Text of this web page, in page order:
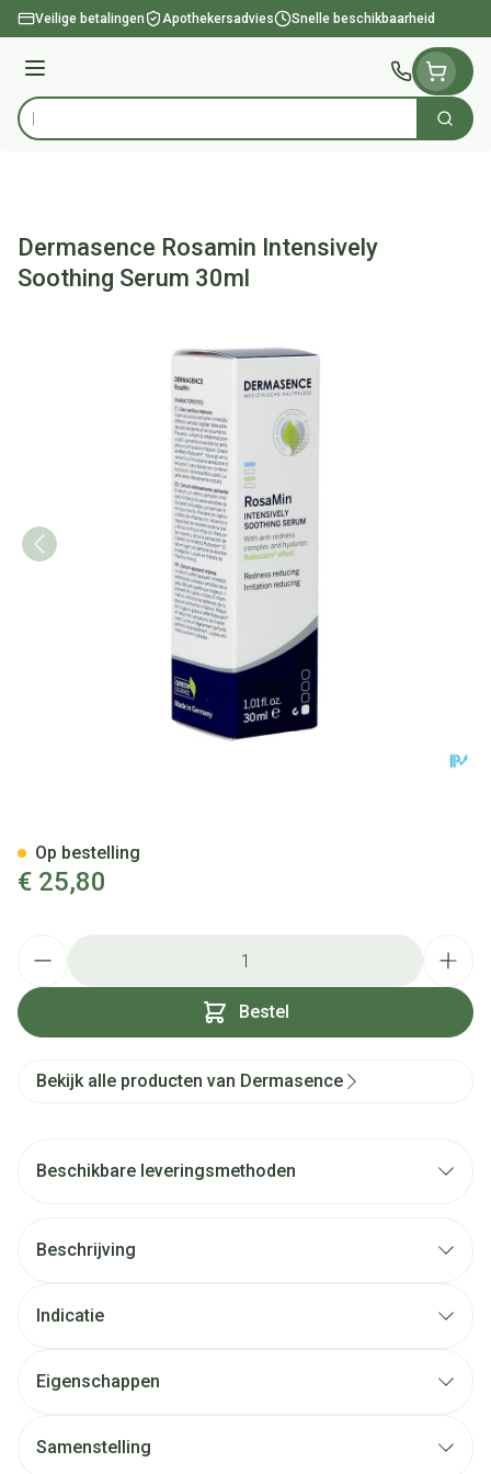
Ga naar de inhoud
Veilige betalingen Apothekersadvies Snelle beschikbaarheid
Menu
Product, merk, categorie... Zoek
Dermasence Rosamin Intensively
Soothing Serum 30ml
€ 25,80
Bestel
Op bestelling
Bekijk alle producten van Dermasence
Beschikbare leveringsmethoden
Beschrijving
Indicatie
Eigenschappen
Samenstelling